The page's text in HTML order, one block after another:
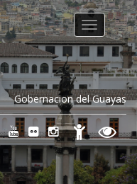
Gobernacion del Guayas
Toggle
navigation